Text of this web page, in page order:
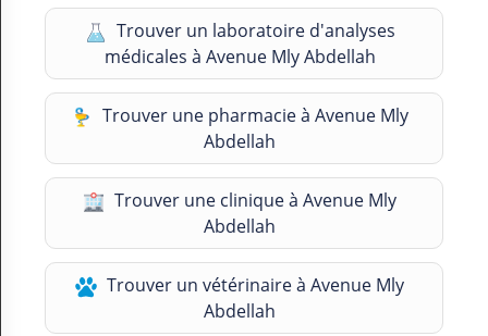
Trouver un laboratoire d'analyses
médicales à Avenue Mly Abdellah
Trouver une pharmacie à Avenue Mly
Abdellah
Trouver une clinique à Avenue Mly
Abdellah
Trouver un vétérinaire à Avenue Mly
Abdellah